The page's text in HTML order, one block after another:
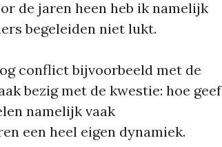
de jaren heen heb ik namelijk
begeleiden niet lukt.
conflict bijvoorbeeld met de
bezig met de kwestie: hoe geef
namelijk vaak
een heel eigen dynamiek.